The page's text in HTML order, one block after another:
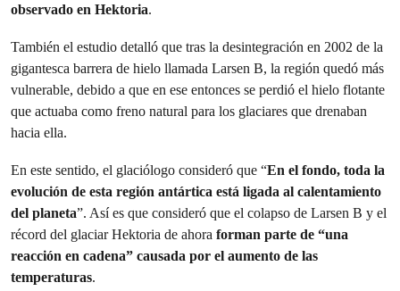
observado en Hektoria.
También el estudio detalló que tras la desintegración en 2002 de la
gigantesca barrera de hielo llamada Larsen B, la región quedó más
vulnerable, debido a que en ese entonces se perdió el hielo flotante
que actuaba como freno natural para los glaciares que drenaban
hacia ella.
En este sentido, el glaciólogo consideró que “En el fondo, toda la
evolución de esta región antártica está ligada al calentamiento
del planeta”. Así es que consideró que el colapso de Larsen B y el
récord del glaciar Hektoria de ahora forman parte de “una
reacción en cadena” causada por el aumento de las
temperaturas.